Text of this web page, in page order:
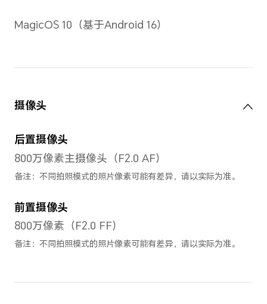
1500:1（典型值）
备注：数据来源于荣耀实验室，峰值
HDR内容时生效。
屏幕刷新率
屏幕最高刷新率最高为120Hz
120Hz/90Hz/60Hz）